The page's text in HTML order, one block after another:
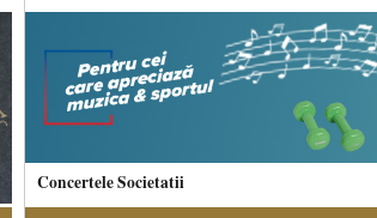
Concertele Societatii